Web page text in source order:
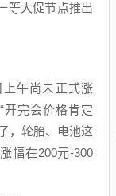
等大促节点推出
午尚未正式涨
完会价格肯定
，轮胎、电池这
幅在200元-300